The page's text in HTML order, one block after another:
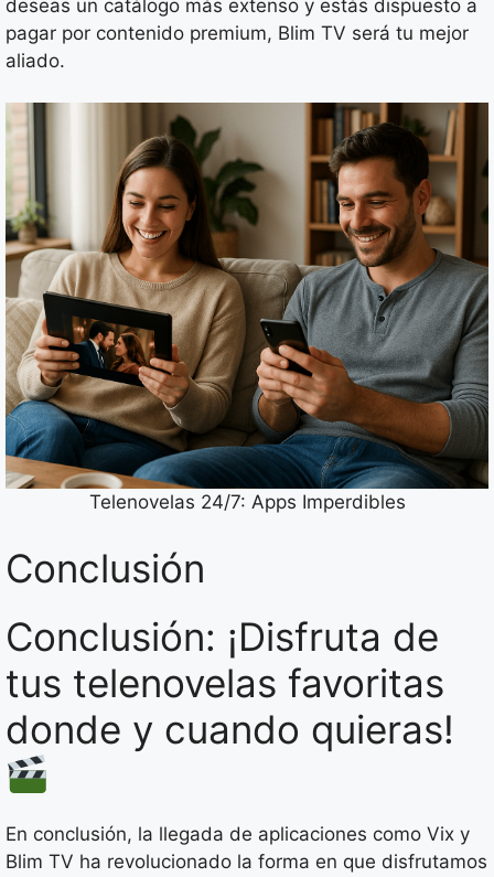
deseas un catálogo más extenso y estás dispuesto a
pagar por contenido premium, Blim TV será tu mejor
aliado.
Telenovelas 24/7: Apps Imperdibles
Conclusión
Conclusión: ¡Disfruta de
tus telenovelas favoritas
donde y cuando quieras!
En conclusión, la llegada de aplicaciones como Vix y
Blim TV ha revolucionado la forma en que disfrutamos